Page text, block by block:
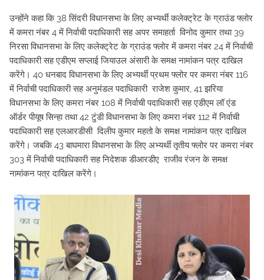
उन्होंने कहा कि 38 सिंदरी विधानसभा के लिए अभ्यर्थी कलेक्ट्रेट के ग्राउंड फ्लोर
में कमरा नंबर 4 में निर्वाची पदाधिकारी सह अपर समाहर्ता विनोद कुमार तथा 39
निरसा विधानसभा के लिए कलेक्ट्रेट के ग्राउंड फ्लोर में कमरा नंबर 24 में निर्वाची
पदाधिकारी सह एडीएम सप्लाई जियाउल अंसारी के समक्ष नामांकन पत्र दाखिल
करेंगे। 40 धनबाद विधानसभा के लिए अभ्यर्थी प्रथम फ्लोर पर कमरा नंबर 116
में निर्वाची पदाधिकारी सह अनुमंडल पदाधिकारी राजेश कुमार, 41 झरिया
विधानसभा के लिए कमरा नंबर 108 में निर्वाची पदाधिकारी सह एडीएम लॉ एंड
ऑर्डर पीयूष सिन्हा तथा 42 टुंडी विधानसभा के लिए कमरा नंबर 112 में निर्वाची
पदाधिकारी सह एलआरडीसी दिलीप कुमार महतो के समक्ष नामांकन पत्र दाखिल
करेंगे। जबकि 43 बाघमारा विधानसभा के लिए अभ्यर्थी तृतीय फ्लोर पर कमरा नंबर
303 में निर्वाची पदाधिकारी सह निदेशक डीआरडीए राजीव रंजन के समक्ष
नामांकन पत्र दाखिल करेंगे।